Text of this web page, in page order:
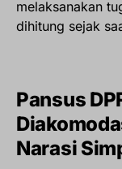
melaksanakan
dihitung sejak
Pansus
Narasi